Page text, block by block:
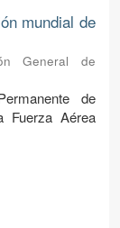
mundial de
General de
de
Fuerza Aérea